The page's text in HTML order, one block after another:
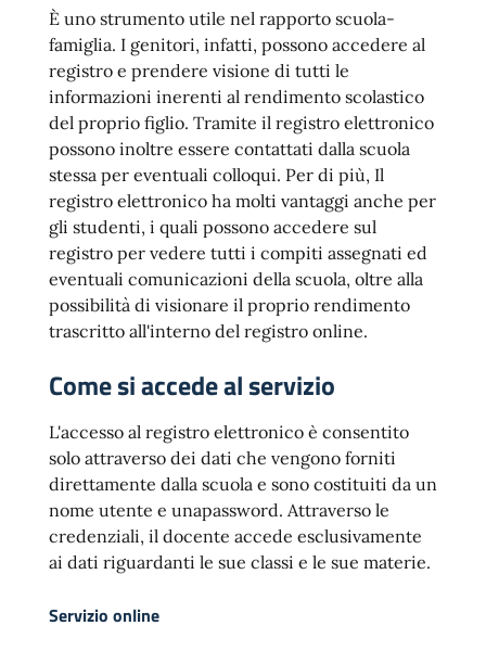
È uno strumento utile nel rapporto scuola-
famiglia. I genitori, infatti, possono accedere al
registro e prendere visione di tutti le
informazioni inerenti al rendimento scolastico
del proprio figlio. Tramite il registro elettronico
possono inoltre essere contattati dalla scuola
stessa per eventuali colloqui. Per di più, Il
registro elettronico ha molti vantaggi anche per
gli studenti, i quali possono accedere sul
registro per vedere tutti i compiti assegnati ed
eventuali comunicazioni della scuola, oltre alla
possibilità di visionare il proprio rendimento
trascritto all'interno del registro online.
Come si accede al servizio
L'accesso al registro elettronico è consentito
solo attraverso dei dati che vengono forniti
direttamente dalla scuola e sono costituiti da un
nome utente e unapassword. Attraverso le
credenziali, il docente accede esclusivamente
ai dati riguardanti le sue classi e le sue materie.
Servizio online